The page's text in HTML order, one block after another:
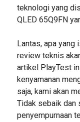
teknologi yang
QLED 65Q9FN
Lantas, apa yang
review teknis
artikel PlayTest
kenyamanan
saja, kami akan
Tidak sebaik dan
penyempurnaan